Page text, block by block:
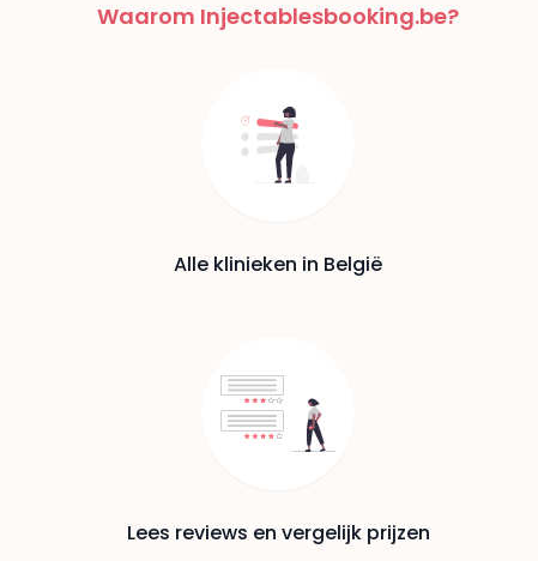
Waarom Injectablesbooking.be?
Alle klinieken in België
Lees reviews en vergelijk prijzen